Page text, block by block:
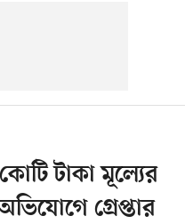
টাকা মূল্যের
গ্রেপ্তার